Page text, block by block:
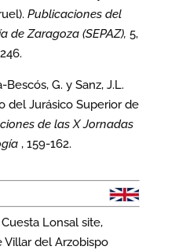
Publicaciones del
de Zaragoza (SEPAZ),5,
G. y Sanz, J.L.
del Jurásico Superior de
de las X Jornadas
, 159-162.
Lonsal site,
del Arzobispo